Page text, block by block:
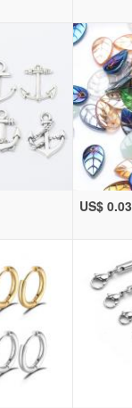
US$ 0.03